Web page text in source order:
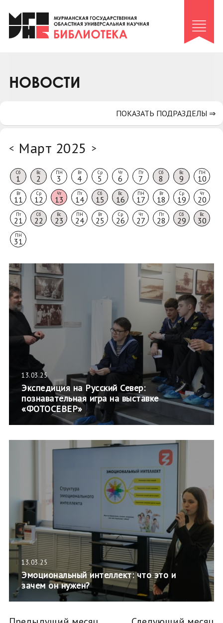
Клуб «Гиря и сельдерей»
Клуб «Семейный архив»
Коллегам
НОВОСТИ
< Март 2025 >
Сб
1
Вс
2
ПН
3
Вт
4
Ср
5
Чт
6
Пт
7
Сб
8
Вс
9
ПН
10
Вт
11
Ср
12
Чт
13
Пт
14
Сб
15
Вс
16
ПН
17
Вт
18
Ср
19
Чт
20
Пт
21
Сб
22
Вс
23
ПН
24
Вт
25
Ср
26
Чт
27
Пт
28
Сб
29
Вс
30
ПН
31
13.03.25
Экспедиция на Русский Север:
познавательная игра на выставке
«ФОТОСЕВЕР»
13.03.25
Эмоциональный интеллект: что это и
зачем он нужен?
ПОКАЗАТЬ ПОДРАЗДЕЛЫ ⇒